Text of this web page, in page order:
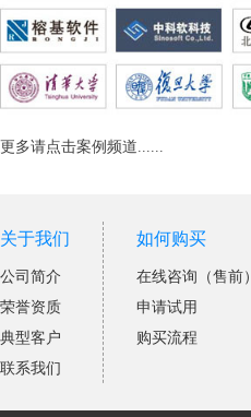
更多请点击案例频道......
关于我们
公司简介
荣誉资质
典型客户
联系我们
如何购买
在线咨询（售前）
申请试用
购买流程